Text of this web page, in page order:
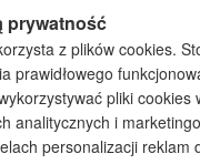
Projektów - Tradycyjne i
pracownia
prywatność
z plików cookies.
prawidłowego
pliki cookies
analitycznych i
personalizacji reklam